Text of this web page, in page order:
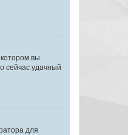
вы
сейчас удачный
для